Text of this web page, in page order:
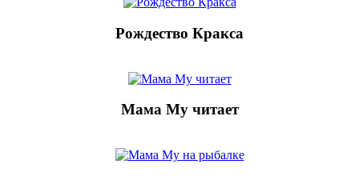
Рождество Кракса
Мама Му читает